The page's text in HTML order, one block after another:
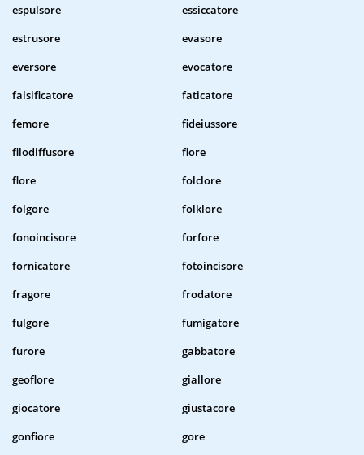
espulsore
essiccatore
estrusore
evasore
eversore
evocatore
falsificatore
faticatore
femore
fideiussore
filodiffusore
fiore
flore
folclore
folgore
folklore
fonoincisore
forfore
fornicatore
fotoincisore
fragore
frodatore
fulgore
fumigatore
furore
gabbatore
geoflore
giallore
giocatore
giustacore
gonfiore
gore